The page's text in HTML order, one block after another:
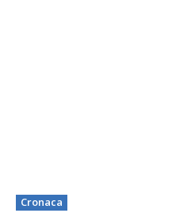
Cronaca